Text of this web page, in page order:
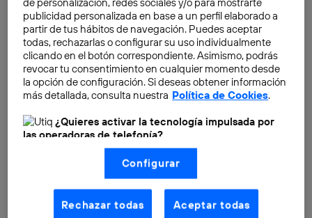
publicidad personalizada en base a un perfil elaborado a
partir de tus hábitos de navegación. Puedes aceptar
todas, rechazarlas o configurar su uso individualmente
clicando en el botón correspondiente. Asimismo, podrás
revocar tu consentimiento en cualquier momento desde
la opción de configuración. Si deseas obtener información
más detallada, consulta nuestra Política de Cookies.
¿Quieres activar la tecnología impulsada por
las operadoras de telefonía?
Nosotros, Telefónica S.A., utilizamos la tecnología Utiq para
realizar nuestras acciones de marketing digital o análisis
(como se describe en este aviso de consentimiento)
basadas en tu navegación en nuestra(s) web(s)
aquí(solo cuando utilizas una conexión a
internet habilitada , proporcionada por una de las
Configurar
Rechazar todas Aceptar todas